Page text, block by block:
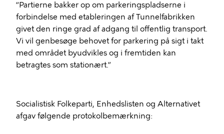
“Partierne bakker op om parkeringspladserne i
forbindelse med etableringen af Tunnelfabrikken
givet den ringe grad af adgang til offentlig transport.
Vi vil genbesøge behovet for parkering på sigt i takt
med området byudvikles og i fremtiden kan
betragtes som stationært.”
Socialistisk Folkeparti, Enhedslisten og Alternativet
afgav følgende protokolbemærkning: